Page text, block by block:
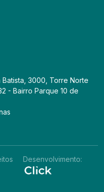
Batista, 3000, Torre Norte
- Bairro Parque 10 de
Desenvolvimento: